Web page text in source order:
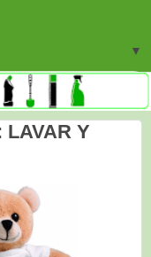
▼
LAVAR Y